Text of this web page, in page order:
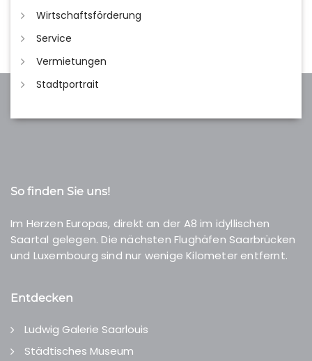
Wirtschaftsförderung
Service
Vermietungen
Stadtportrait
So finden Sie uns!
Im Herzen Europas, direkt an der A8 im idyllischen
Saartal gelegen. Die nächsten Flughäfen Saarbrücken
und Luxembourg sind nur wenige Kilometer entfernt.
Entdecken
Ludwig Galerie Saarlouis
Städtisches Museum